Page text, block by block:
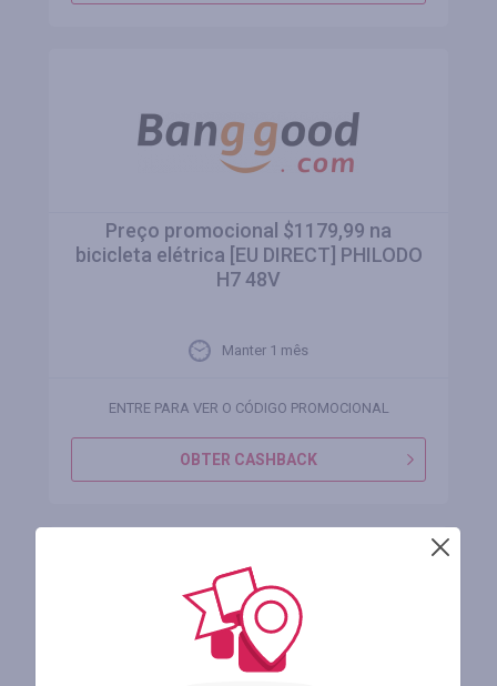
Preço promocional $1179,99 na
bicicleta elétrica [EU DIRECT] PHILODO
H7 48V
Manter 1 mês
ENTRE PARA VER O CÓDIGO PROMOCIONAL
OBTER CASHBACK